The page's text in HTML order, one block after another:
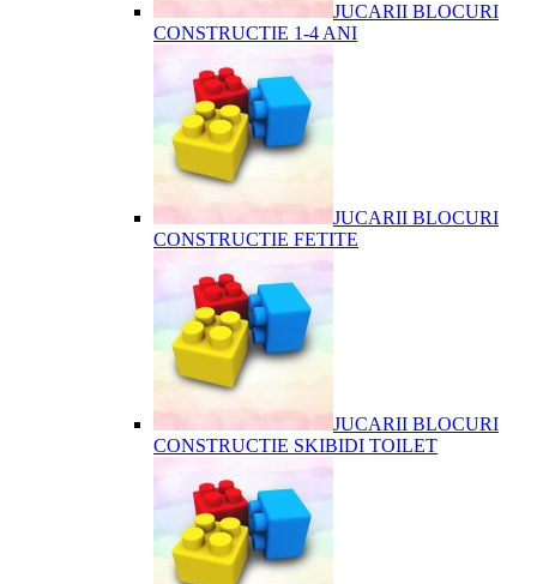
JUCARII BLOCURI
CONSTRUCTIE 1-4 ANI
JUCARII BLOCURI
CONSTRUCTIE FETITE
JUCARII BLOCURI
CONSTRUCTIE SKIBIDI TOILET